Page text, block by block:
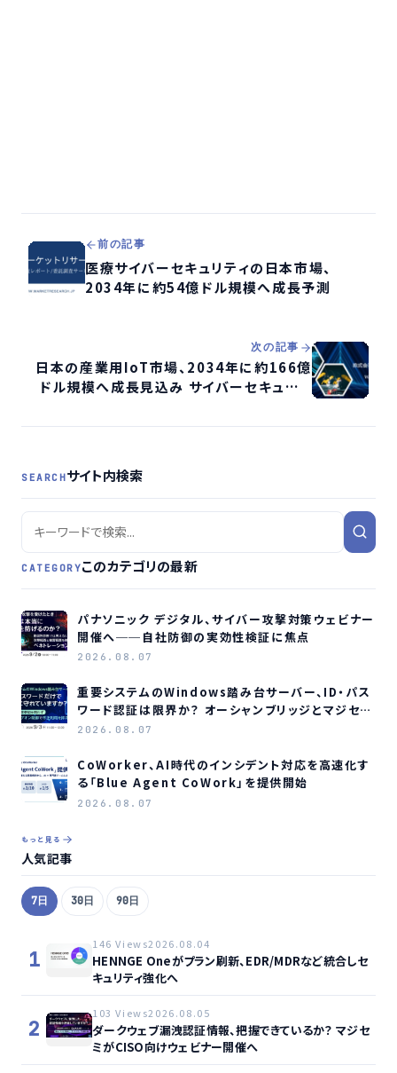
前の記事
医療サイバーセキュリティの日本市場、
2034年に約54億ドル規模へ成長予測
次の記事
日本の産業用IoT市場、2034年に約166億
ドル規模へ成長見込み サイバーセキュリテ
SEARCHサイト内検索
CATEGORYこのカテゴリの最新
パナソニック デジタル、サイバー攻撃対策ウェビナー
開催へ──自社防御の実効性検証に焦点
2026.08.07
重要システムのWindows踏み台サーバー、ID・パス
ワード認証は限界か？ オーシャンブリッジとマジセミ
がウェビナー開催へ
2026.08.07
CoWorker、AI時代のインシデント対応を高速化す
る「Blue Agent CoWork」を提供開始
2026.08.07
もっと見る
人気記事
7日 30日 90日
1
146 Views2026.08.04
HENNGE Oneがプラン刷新、EDR/MDRなど統合しセ
キュリティ強化へ
2
103 Views2026.08.05
ダークウェブ漏洩認証情報、把握できているか？ マジセ
ミがCISO向けウェビナー開催へ